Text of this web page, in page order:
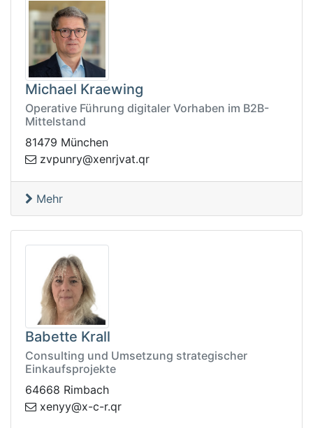
Michael Kraewing
Operative Führung digitaler Vorhaben im B2B-
Mittelstand
81479 München
rq.tavjrnex@yrn
upvz
Mehr
Babette Krall
Consulting und Umsetzung strategischer
Einkaufsprojekte
64668 Rimbach
rq.r-
c-x@yynex